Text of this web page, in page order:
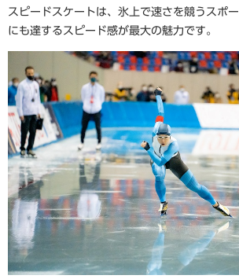
スピードスケートは、氷上で速さを競うスポ
にも達するスピード感が最大の魅力です。